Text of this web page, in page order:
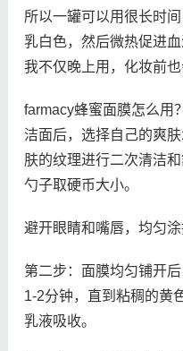
所以一罐可以用很长时
乳白色，然后微热促进
我不仅晚上用，化妆前也
farmacy蜂蜜面膜怎么用
洁面后，选择自己的爽
肤的纹理进行二次清洁
勺子取硬币大小。
避开眼睛和嘴唇，均匀
第二步：面膜均匀铺开
1-2分钟，直到粘稠的黄
乳液吸收。